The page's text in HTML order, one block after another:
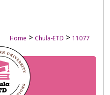
Home > Chula-ETD > 11077